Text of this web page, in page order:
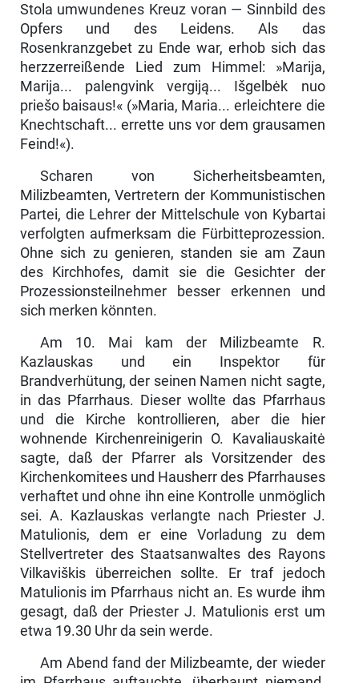
Stola umwundenes Kreuz voran — Sinnbild des
Opfers und des Leidens. Als das
Rosenkranzgebet zu Ende war, erhob sich das
herzzerreißende Lied zum Himmel: »Marija,
Marija... palengvink vergiją... Išgelbėk nuo
priešo baisaus!« (»Maria, Maria... erleichtere die
Knechtschaft... errette uns vor dem grausamen
Feind!«).
Scharen von Sicherheitsbeamten,
Milizbeamten, Vertretern der Kommunisti­schen
Partei, die Lehrer der Mittelschule von Kybartai
verfolgten aufmerk­sam die Fürbitteprozession.
Ohne sich zu genieren, standen sie am Zaun
des Kirchhofes, damit sie die Gesichter der
Prozessionsteilnehmer besser erkennen und
sich merken könnten.
Am 10. Mai kam der Milizbeamte R.
Kazlauskas und ein Inspektor für
Brandverhütung, der seinen Namen nicht sagte,
in das Pfarrhaus. Dieser wollte das Pfarrhaus
und die Kirche kontrollieren, aber die hier
wohnende Kirchenreinigerin O. Kavaliauskaitė
sagte, daß der Pfarrer als Vorsitzender des
Kirchenkomitees und Hausherr des Pfarrhauses
verhaftet und ohne ihn eine Kontrolle unmöglich
sei. A. Kazlauskas verlangte nach Priester J.
Ma­tulionis, dem er eine Vorladung zu dem
Stellvertreter des Staatsanwaltes des Rayons
Vilkaviškis überreichen sollte. Er traf jedoch
Matulionis im Pfarrhaus nicht an. Es wurde ihm
gesagt, daß der Priester J. Matulionis erst um
etwa 19.30 Uhr da sein werde.
Am Abend fand der Milizbeamte, der wieder